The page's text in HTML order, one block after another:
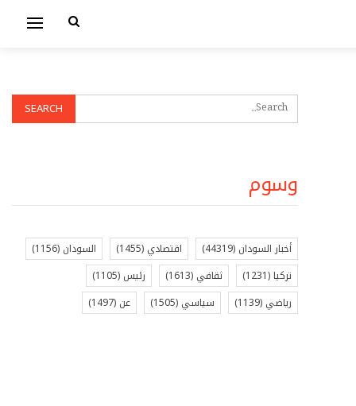
وسوم
أخبار السودان (44319) اقتصادي (1455) السودان (1156)
تركيا (1231) ثقافي (1613) رئيس (1105)
رياضي (1139) سياسي (1505) عن (1497)